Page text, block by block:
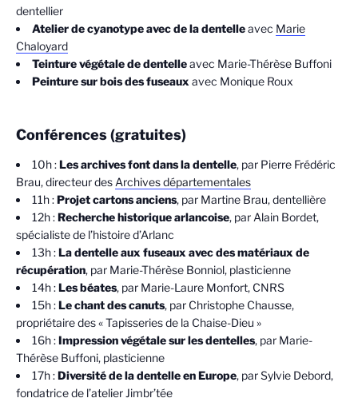
dentellier
Atelier de cyanotype avec de la dentelleavec Marie
Chaloyard
Teinture végétale de dentelleavec Marie-Thérèse Buffoni
Peinture sur bois des fuseaux avec Monique Roux
Conférences (gratuites)
10h :Les archives font dans la dentelle, par Pierre Frédéric
Brau, directeur des Archives départementales
11h :Projet cartons anciens, par Martine Brau, dentellière
12h :Recherche historique arlancoise, par Alain Bordet,
spécialiste de l’histoire d’Arlanc
13h :La dentelle aux fuseaux avec des matériaux de
récupération, par Marie-Thérèse Bonniol, plasticienne
14h :Les béates, par Marie-Laure Monfort, CNRS
15h :Le chant des canuts, par Christophe Chausse,
propriétaire des « Tapisseries de la Chaise-Dieu »
16h :Impression végétale sur les dentelles, par Marie-
Thérèse Buffoni, plasticienne
17h :Diversité de la dentelle en Europe, par Sylvie Debord,
fondatrice de l’atelier Jimbr’tée